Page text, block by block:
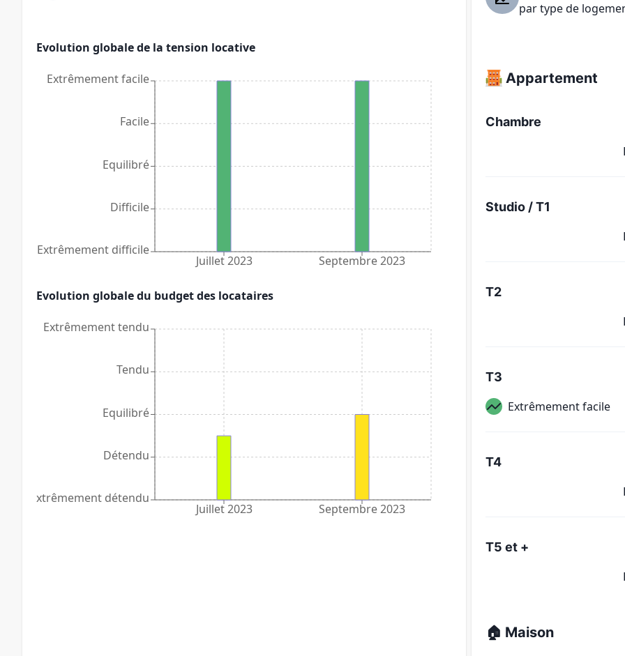
Evolution globale de la tension locative
Juillet 2023 Septembre 2023
Extrêmement difficile
Difficile
Equilibré
Facile
Extrêmement facile
Evolution globale du budget des locataires
Juillet 2023 Septembre 2023
Extrêmement détendu
Détendu
Equilibré
Tendu
Extrêmement tendu
par type de
Appartement
Chambre
Studio / T1
T2
T3
Extrêmement facile
T4
T5 et +
🏠 Maison